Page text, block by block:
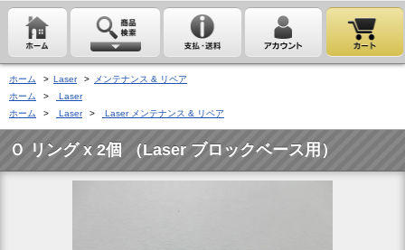
ホーム > Laser >
メンテナンス & リペア
ホーム
>
Laser
ホーム
> Laser > Laser メンテナンス & リペア
Ｏ リング x 2個 （Laser ブロックベース用）